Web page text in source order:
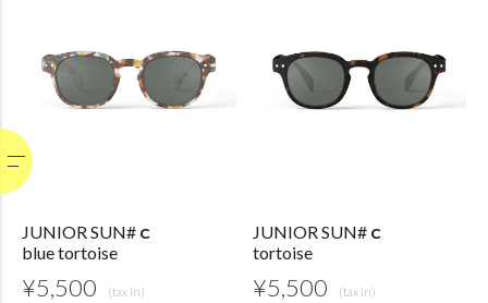
JUNIOR SUN#ｃ
blue tortoise
¥5,500
JUNIOR SUN#ｃ
tortoise
¥5,500